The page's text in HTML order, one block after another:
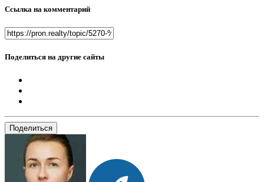
Ссылка на комментарий
Поделиться на другие сайты
Поделиться